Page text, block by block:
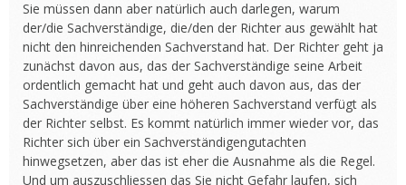
Sie müssen dann aber natürlich auch darlegen, warum
der/die Sachverständige, die/den der Richter aus gewählt hat
nicht den hinreichenden Sachverstand hat. Der Richter geht ja
zunächst davon aus, das der Sachverständige seine Arbeit
ordentlich gemacht hat und geht auch davon aus, das der
Sachverständige über eine höheren Sachverstand verfügt als
der Richter selbst. Es kommt natürlich immer wieder vor, das
Richter sich über ein Sachverständigengutachten
hinwegsetzen, aber das ist eher die Ausnahme als die Regel.
Und um auszuschliessen das Sie nicht Gefahr laufen, sich